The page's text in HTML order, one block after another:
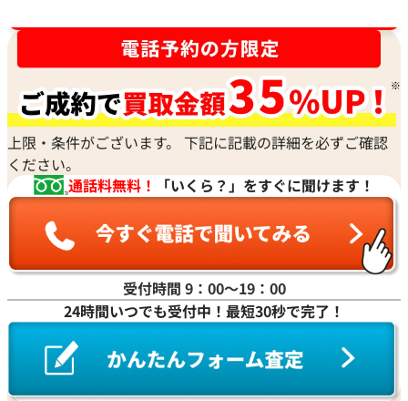
上限・条件がございます。 下記に記載の詳細を必ずご確認
ください。
通話料無料！
「いくら？」をすぐに聞けます！
受付時間 9：00〜19：00
24時間いつでも受付中！最短30秒で完了！